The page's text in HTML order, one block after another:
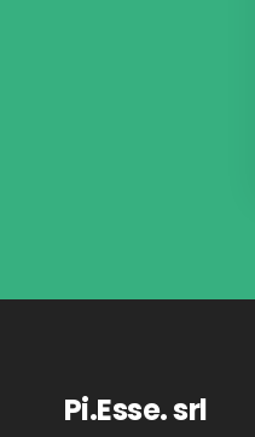
Pi.Esse. srl